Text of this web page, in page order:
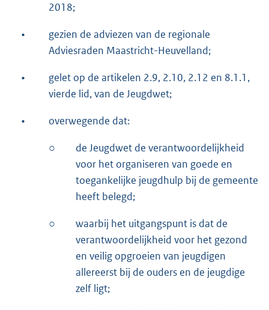
2018;
•
gezien de adviezen van de regionale
Adviesraden Maastricht-Heuvelland;
•
gelet op de artikelen 2.9, 2.10, 2.12 en 8.1.1,
vierde lid, van de Jeugdwet;
• overwegende dat:
○
de Jeugdwet de verantwoordelijkheid
voor het organiseren van goede en
toegankelijke jeugdhulp bij de gemeente
heeft belegd;
○
waarbij het uitgangspunt is dat de
verantwoordelijkheid voor het gezond
en veilig opgroeien van jeugdigen
allereerst bij de ouders en de jeugdige
zelf ligt;